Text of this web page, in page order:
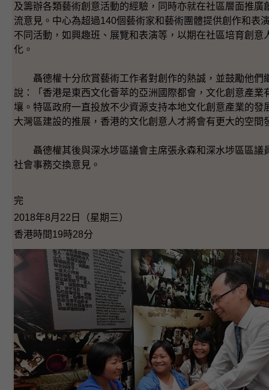
及籌辦各類藝術創意活動的經驗，同時亦就在社區層面推廣
流意見。中心為超過140個藝術家和藝術團體提供創作和表
不同活動，如興趣班、展覽和表演等，以期在社區培育創意
化。
聶德權十分欣賞藝術工作者對創作的熱誠，並鼓勵他們
說：「香港是東西文化薈萃的亞洲國際都會，文化創意產業
壤。特區政府一直投放不少資源支持本地文化創意產業的發
大灣區建設的推展，香港的文化創意人才將會有更大的空間
聶德權其後與深水埗區議會主席張永森和深水埗區區議
社會事務交換意見。
完
2018年8月22日（星期三）
香港時間19時28分